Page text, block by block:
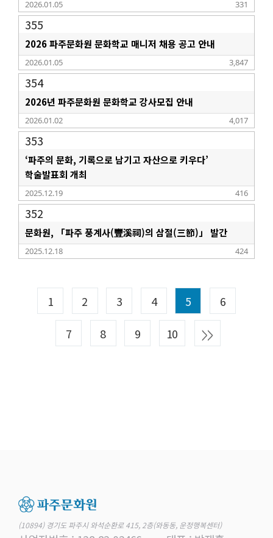
2026.01.05 331
355
2026 파주문화원 문화학교 매니저 채용 공고 안내
2026.01.05 3,847
354
2026년 파주문화원 문화학교 강사모집 안내
2026.01.02 4,017
353
‘파주의 문화, 기록으로 남기고 자산으로 키우다’
학술발표회 개최
2025.12.19 416
352
문화원, 「파주 풍계사(豐溪祠)의 삼절(三節)」 발간
2025.12.18 424
1 2 3 4 5 6
7 8 9 10
(10894) 경기도 파주시 와석순환로 415, 2층(와동동, 운정행복센터)